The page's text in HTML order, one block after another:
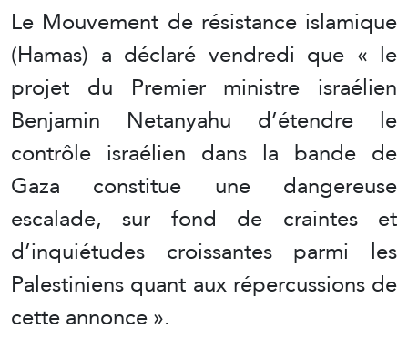
Le Mouvement de résistance islamique
(Hamas) a déclaré vendredi que « le
projet du Premier ministre israélien
Benjamin Netanyahu d’étendre le
contrôle israélien dans la bande de
Gaza constitue une dangereuse
escalade, sur fond de craintes et
d’inquiétudes croissantes parmi les
Palestiniens quant aux répercussions de
cette annonce ».